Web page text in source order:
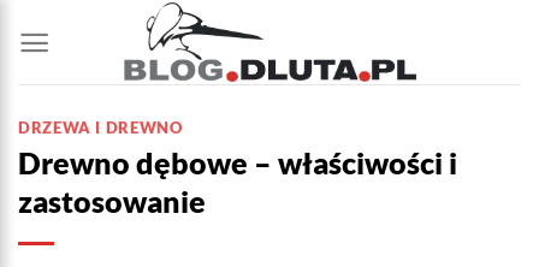
do
zawartości
DRZEWA I DREWNO
Drewno dębowe – właściwości i
zastosowanie